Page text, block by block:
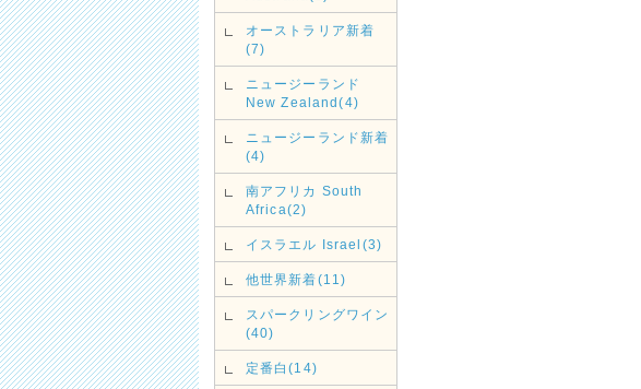
オーストラリア新着
(7)
ニュージーランド
New Zealand(4)
ニュージーランド新着
(4)
南アフリカ South
Africa(2)
イスラエル Israel(3)
他世界新着(11)
スパークリングワイン
(40)
定番白(14)